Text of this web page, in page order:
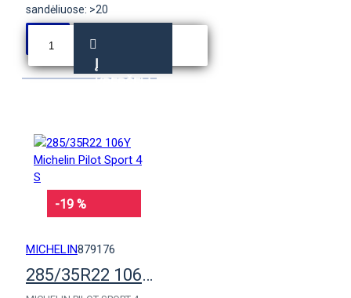
sandėliuose: >20
Į
KREPŠELĮ
-19 %
MICHELIN879176
285/35R22 106Y Michelin Pilot Sport 4 S